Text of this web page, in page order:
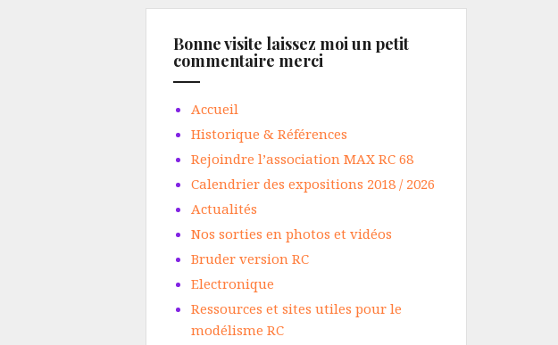
Bonne visite laissez moi un petit
commentaire merci
Accueil
Historique & Références
Rejoindre l’association MAX RC 68
Calendrier des expositions 2018 / 2026
Actualités
Nos sorties en photos et vidéos
Bruder version RC
Electronique
Ressources et sites utiles pour le
modélisme RC